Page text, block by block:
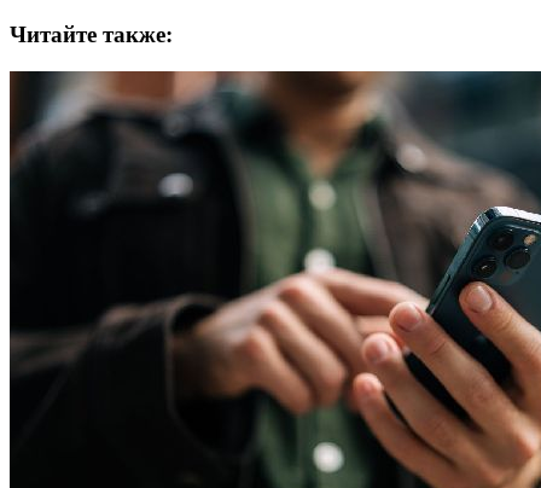
Читайте также: